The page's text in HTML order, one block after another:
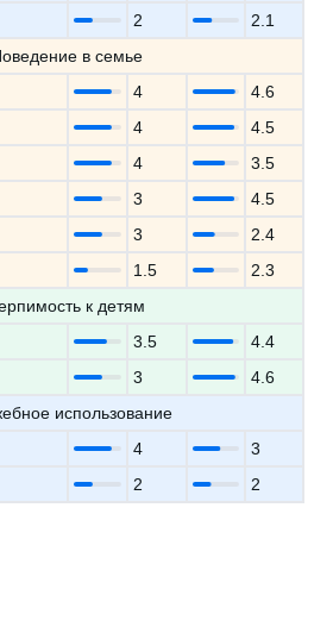
2
2.1
в семье
4
4.6
4
4.5
4
3.5
3
4.5
3
2.4
1.5
2.3
к детям
3.5
4.4
3
4.6
использование
4
3
2 2